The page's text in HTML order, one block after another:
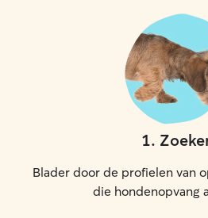
1.
Blader door de profielen van
die hondenopvang